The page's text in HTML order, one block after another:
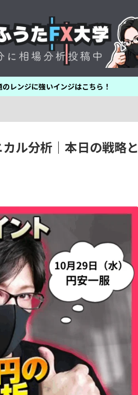
レンジに強いインジはこちら！
ル分析｜本日の戦略と